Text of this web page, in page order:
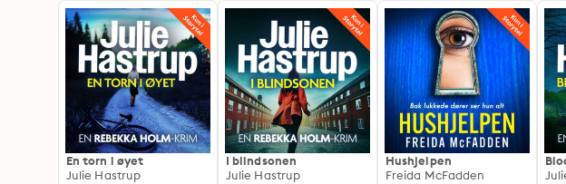
En torn i øyet
Julie Hastrup
I blindsonen
Julie Hastrup
Hushjelpen
Freida McFadden